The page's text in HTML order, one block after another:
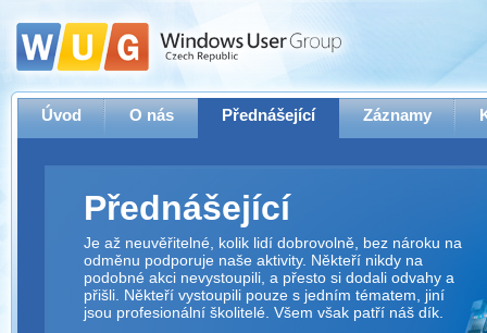
Úvod O nás Přednášející Záznamy
Přednášející
Je až neuvěřitelné, kolik lidí dobrovolně, bez nároku na
odměnu podporuje naše aktivity. Někteří nikdy na
podobné akci nevystoupili, a přesto si dodali odvahy a
přišli. Někteří vystoupili pouze s jedním tématem, jiní
jsou profesionální školitelé. Všem však patří náš dík.